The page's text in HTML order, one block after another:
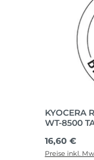
KYOCERA
WT-8500
Regulärer
16,60 €
Preise inkl.